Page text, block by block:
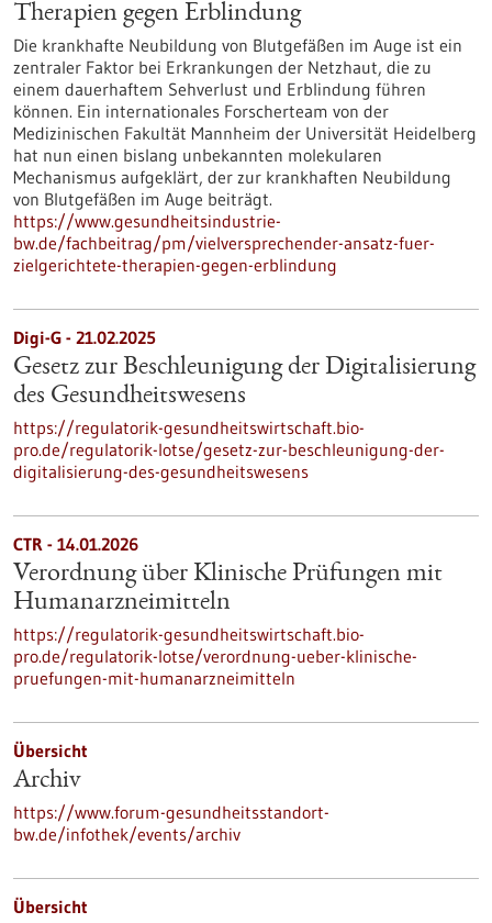
Therapien gegen Erblindung
Die krankhafte Neubildung von Blutgefäßen im Auge ist ein
zentraler Faktor bei Erkrankungen der Netzhaut, die zu
einem dauerhaftem Sehverlust und Erblindung führen
können. Ein internationales Forscherteam von der
Medizinischen Fakultät Mannheim der Universität Heidelberg
hat nun einen bislang unbekannten molekularen
Mechanismus aufgeklärt, der zur krankhaften Neubildung
von Blutgefäßen im Auge beiträgt.
https://www.gesundheitsindustrie-
bw.de/fachbeitrag/pm/vielversprechender-ansatz-fuer-
zielgerichtete-therapien-gegen-erblindung
Digi-G - 21.02.2025
Gesetz zur Beschleunigung der Digitalisierung
des Gesundheitswesens
https://regulatorik-gesundheitswirtschaft.bio-
pro.de/regulatorik-lotse/gesetz-zur-beschleunigung-der-
digitalisierung-des-gesundheitswesens
CTR - 14.01.2026
Verordnung über Klinische Prüfungen mit
Humanarzneimitteln
https://regulatorik-gesundheitswirtschaft.bio-
pro.de/regulatorik-lotse/verordnung-ueber-klinische-
pruefungen-mit-humanarzneimitteln
Übersicht
Archiv
https://www.forum-gesundheitsstandort-
bw.de/infothek/events/archiv
Übersicht